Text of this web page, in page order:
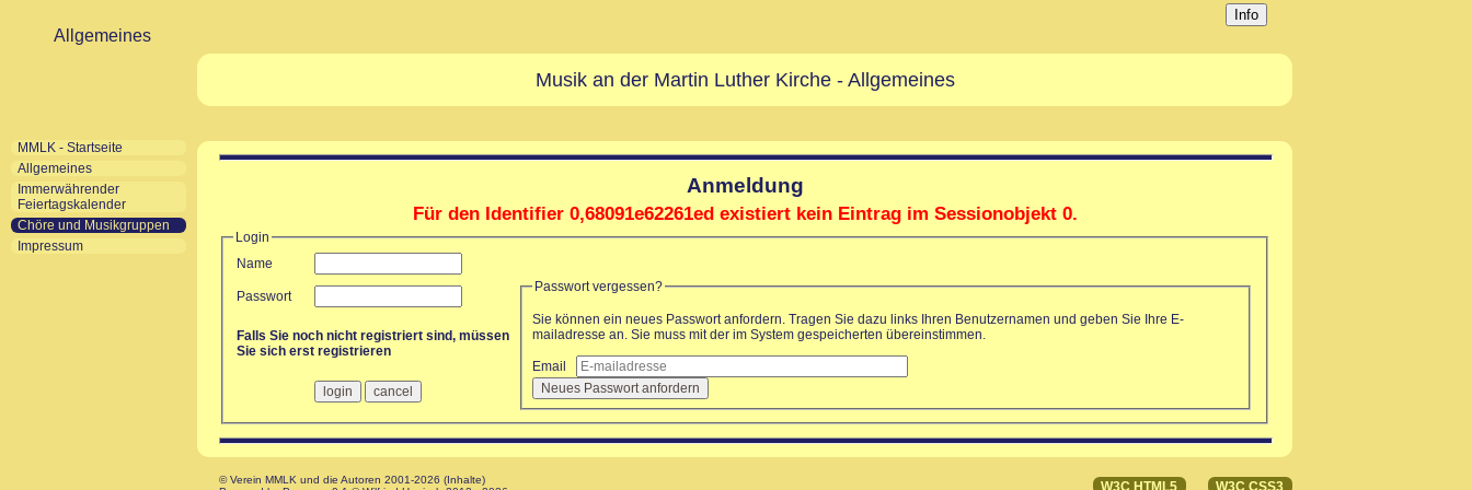
Allgemeines
MMLK - Startseite
Allgemeines
Immerwährender
Feiertagskalender
Chöre und Musikgruppen
Impressum
Info
Musik an der Martin Luther Kirche - Allgemeines
Anmeldung
Für den Identifier 0,68091e62261ed existiert kein Eintrag im Sessionobjekt 0.
Login
Name
Passwort
Passwort vergessen?
Sie können ein neues Passwort anfordern. Tragen Sie dazu links Ihren Benutzernamen und geben Sie Ihre E-
mailadresse an. Sie muss mit der im System gespeicherten übereinstimmen.
Email
Falls Sie noch nicht registriert sind, müssen
Sie sich erst registrieren
© Verein MMLK und die Autoren 2001-2026 (Inhalte)
W3C CSS3
W3C HTML5